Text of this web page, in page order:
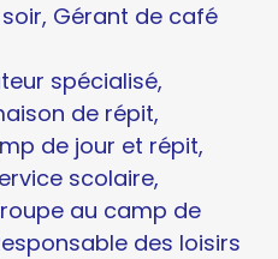
Gérant de café
spécialisé,
de répit,
de jour et répit,
scolaire,
au camp de
des loisirs